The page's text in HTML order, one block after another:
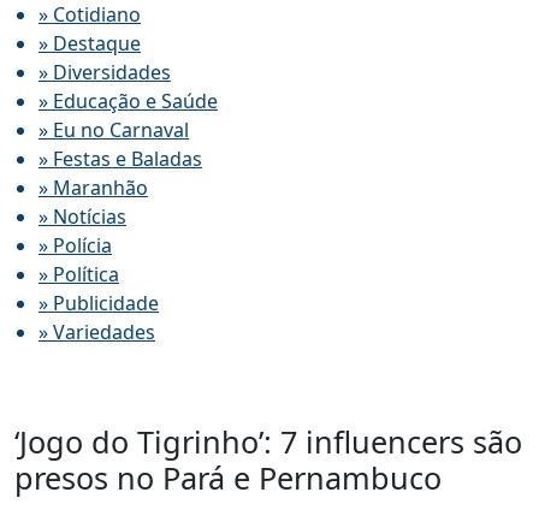
» Cotidiano
» Destaque
» Diversidades
» Educação e Saúde
» Eu no Carnaval
» Festas e Baladas
» Maranhão
» Notícias
» Polícia
» Política
» Publicidade
» Variedades
‘Jogo do Tigrinho’: 7 influencers são
presos no Pará e Pernambuco